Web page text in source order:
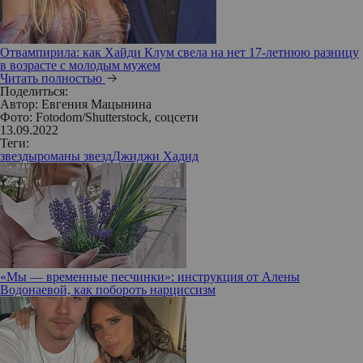
Отвампирила: как Хайди Клум свела на нет 17-летнюю разницу
в возрасте с молодым мужем
Читать полностью
Поделиться:
Автор: Евгения Мацынина
Фото: Fotodom/Shutterstock, соцсети
13.09.2022
Теги:
звездыроманы звездДжиджи Хадид
«Мы — временные песчинки»: инструкция от Алены
Водонаевой, как побороть нарциссизм